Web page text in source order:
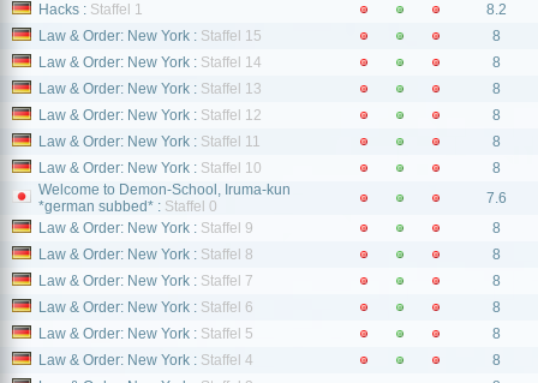
Hacks : Staffel 1
8.2
Law & Order: New York : Staffel 15
8
Law & Order: New York : Staffel 14
8
Law & Order: New York : Staffel 13
8
Law & Order: New York : Staffel 12
8
Law & Order: New York : Staffel 11
8
Law & Order: New York : Staffel 10
8
Welcome to Demon-School, Iruma-kun
*german subbed* : Staffel 0
7.6
Law & Order: New York : Staffel 9
8
Law & Order: New York : Staffel 8
8
Law & Order: New York : Staffel 7
8
Law & Order: New York : Staffel 6
8
Law & Order: New York : Staffel 5
8
Law & Order: New York : Staffel 4
8